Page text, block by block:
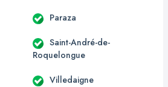
Paraza
Saint-André-de-
Roquelongue
Villedaigne